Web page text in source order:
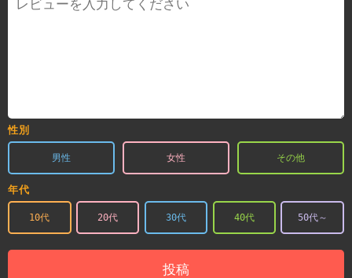
性別
男性 女性 その他
年代
10代 20代 30代 40代 50代～
投稿